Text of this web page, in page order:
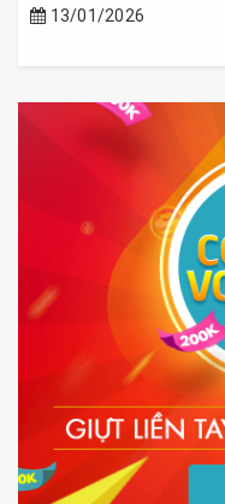
13/01/2026